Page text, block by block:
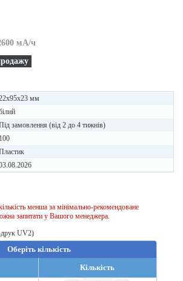
мА/ч
мм
замовлення (від 2 до 4 тижнів)
100
менша за мінімально-рекомендоване
запитати у Вашого менеджера.
друк UV2)
Оберіть кількість
Кількість